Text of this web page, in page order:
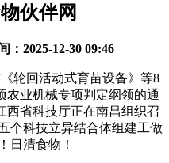
伙伴网
： 2025-12-30 09:46
回活动式育苗设备》等8
农业机械专项判定纲领的通
西省科技厅正在南昌组织召
个科技立异结合体组建工做
日清食物！